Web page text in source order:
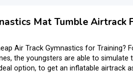
Mat Tumble Airtrack
Air Track Gymnastics for
the youngsters are able to
option, to get an inflatable